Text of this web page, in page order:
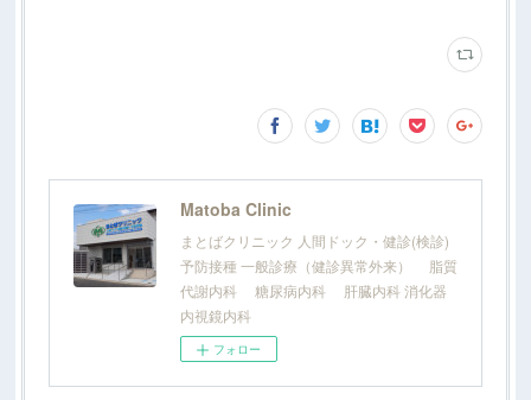
Matoba Clinic
まとばクリニック 人間ドック・健診(検診)
予防接種 一般診療（健診異常外来） 脂質
代謝内科 糖尿病内科 肝臓内科 消化器
内視鏡内科
フォロー